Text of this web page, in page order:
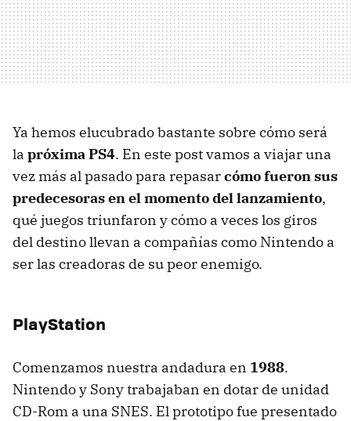
Ya hemos elucubrado bastante sobre cómo será
la próxima PS4. En este post vamos a viajar una
vez más al pasado para repasarcómo fueron sus
predecesoras en el momento del lanzamiento,
qué juegos triunfaron y cómo a veces los giros
del destino llevan a compañías como Nintendo a
ser las creadoras de su peor enemigo.
PlayStation
Comenzamos nuestra andadura en 1988.
Nintendo y Sony trabajaban en dotar de unidad
CD-Rom a una SNES. El prototipo fue presentado